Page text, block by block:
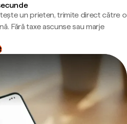
un prieten, trimite direct către o
Fără taxe ascunse sau marje